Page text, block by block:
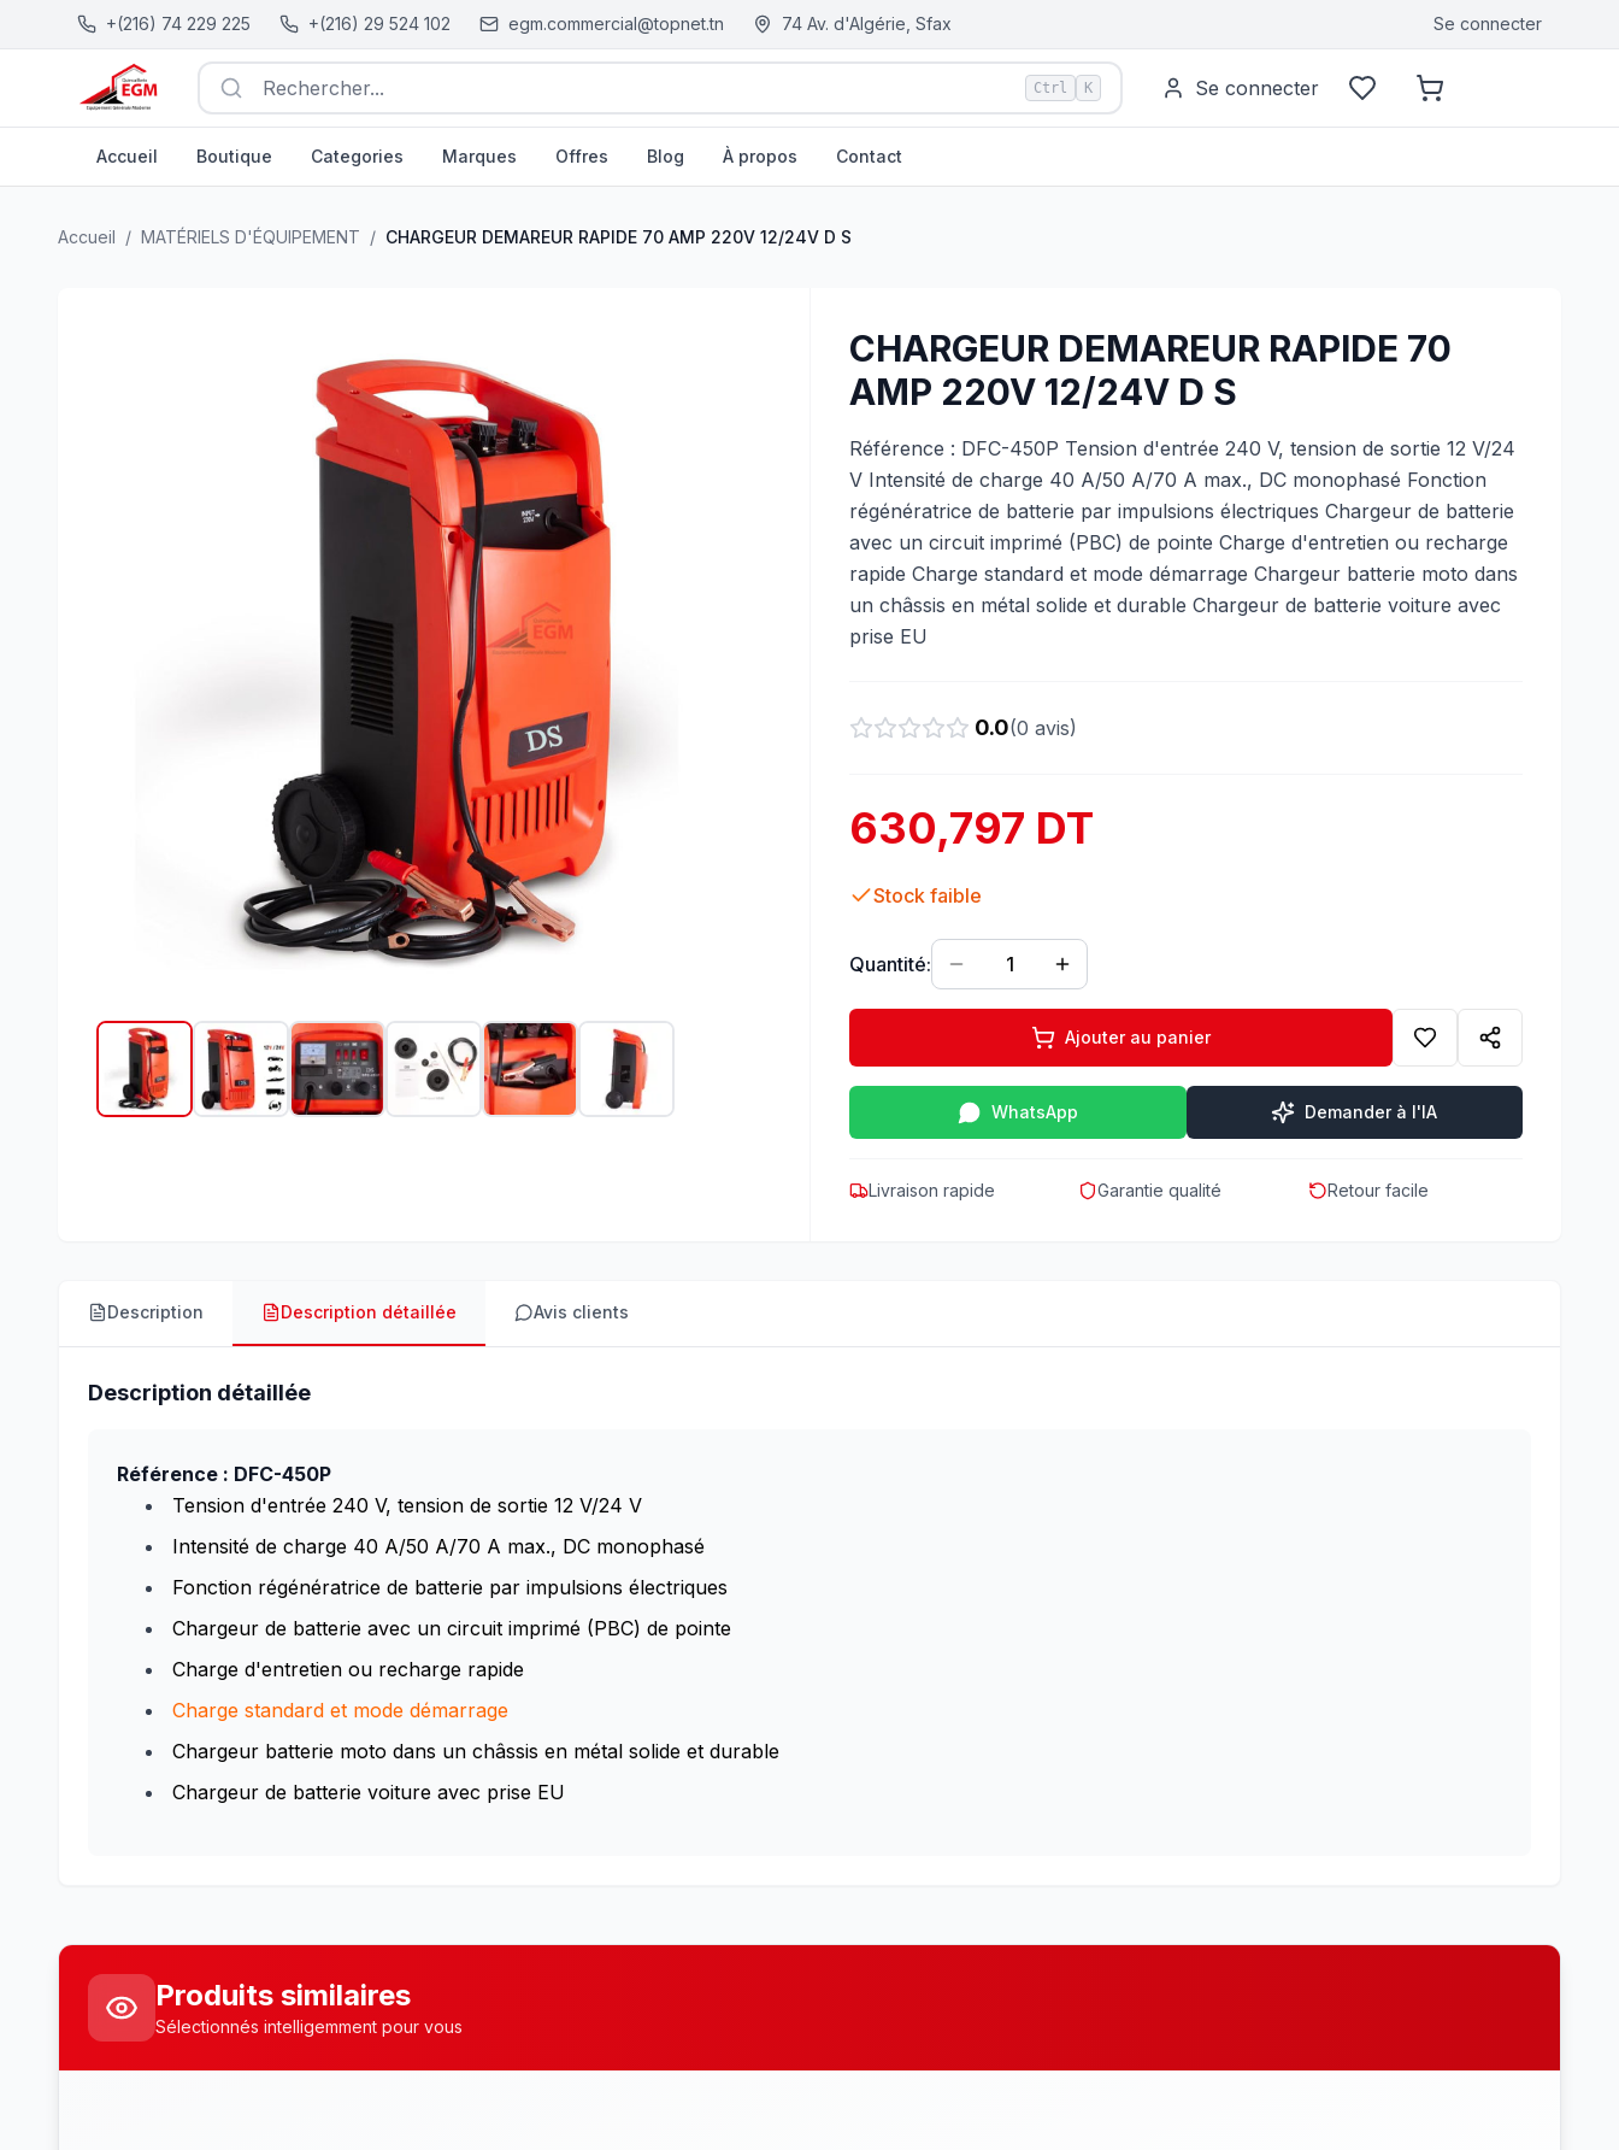
+(216) 74 229 225 +(216) 29 524 102 egm.commercial@topnet.tn 74 Av. d'Algérie, Sfax Se connecter
Rechercher... Ctrl K Se connecter
Accueil Boutique Categories Marques Offres Blog À propos Contact
Accueil / MATÉRIELS D'ÉQUIPEMENT / CHARGEUR DEMAREUR RAPIDE 70 AMP 220V 12/24V D S
CHARGEUR DEMAREUR RAPIDE 70
AMP 220V 12/24V D S
Référence : DFC-450P Tension d'entrée 240 V, tension de sortie 12 V/24
V Intensité de charge 40 A/50 A/70 A max., DC monophasé Fonction
régénératrice de batterie par impulsions électriques Chargeur de batterie
avec un circuit imprimé (PBC) de pointe Charge d'entretien ou recharge
rapide Charge standard et mode démarrage Chargeur batterie moto dans
un châssis en métal solide et durable Chargeur de batterie voiture avec
prise EU
0.0(0 avis)
630,797 DT
Stock faible
Quantité: 1
Ajouter au panier
WhatsApp Demander à l'IA
Livraison rapide Garantie qualité Retour facile
Description Description détaillée Avis clients
Description détaillée
Référence : DFC-450P
Tension d'entrée 240 V, tension de sortie 12 V/24 V
Intensité de charge 40 A/50 A/70 A max., DC monophasé
Fonction régénératrice de batterie par impulsions électriques
Chargeur de batterie avec un circuit imprimé (PBC) de pointe
Charge d'entretien ou recharge rapide
Charge standard et mode démarrage
Chargeur batterie moto dans un châssis en métal solide et durable
Chargeur de batterie voiture avec prise EU
Produits similaires
Sélectionnés intelligemment pour vous